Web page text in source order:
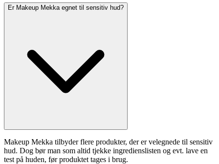
Er Makeup Mekka egnet til sensitiv hud?
Makeup Mekka tilbyder flere produkter, der er velegnede til sensitiv
hud. Dog bør man som altid tjekke ingredienslisten og evt. lave en
test på huden, før produktet tages i brug.